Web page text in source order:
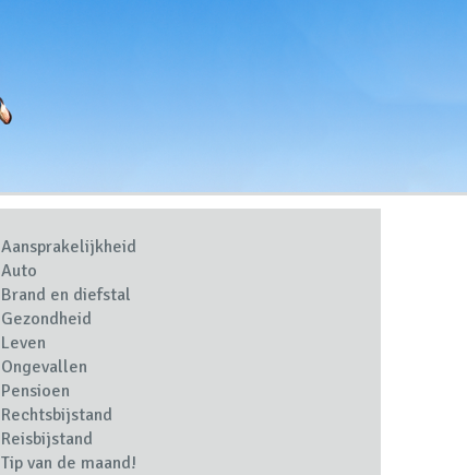
Aansprakelijkheid
Auto
Brand en diefstal
Gezondheid
Leven
Ongevallen
Pensioen
Rechtsbijstand
Reisbijstand
Tip van de maand!